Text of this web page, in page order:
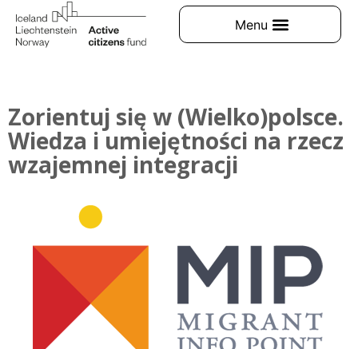
Zorientuj się w (Wielko)polsce.
Wiedza i umiejętności na rzecz
wzajemnej integracji